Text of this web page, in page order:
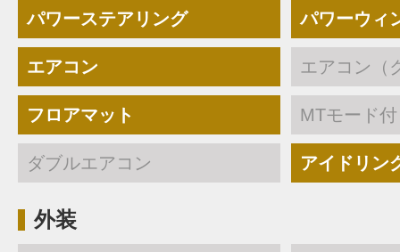
パワーステアリング パワーウィ
エアコン エアコン（
フロアマット MTモード
ダブルエアコン アイドリン
外装